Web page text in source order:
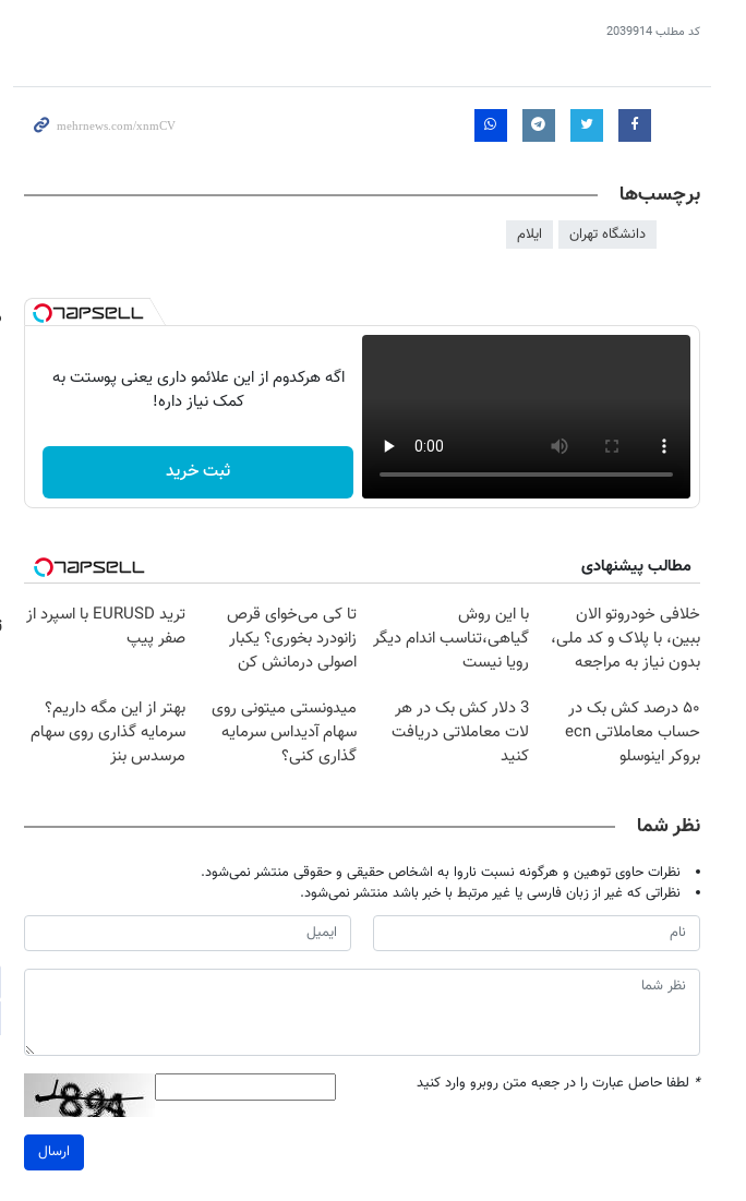
کد مطلب2039914
برچسب‌ها
دانشگاه تهران ایلام
اگه هرکدوم از این علائمو داری یعنی پوستت به
کمک نیاز داره!
ثبت خرید
مطالب پیشنهادی
خلافی خودروتو الان
ببین، با پلاک و کد ملی،
بدون نیاز به مراجعه
با این روش
گیاهی،تناسب اندام دیگر
رویا نیست
تا کی می‌خوای قرص
زانودرد بخوری؟ یکبار
اصولی درمانش کن
ترید EURUSD با اسپرد از
صفر پیپ
۵۰ درصد کش بک در
حساب معاملاتی ecn
بروکر اینوسلو
3 دلار کش بک در هر
لات معاملاتی دریافت
کنید
میدونستی میتونی روی
سهام آدیداس سرمایه
گذاری کنی؟
بهتر از این مگه داریم؟
سرمایه گذاری روی سهام
مرسدس بنز
نظر شما
نظرات حاوی توهین و هرگونه نسبت ناروا به اشخاص حقیقی و حقوقی منتشر نمی‌شود.
نظراتی که غیر از زبان فارسی یا غیر مرتبط با خبر باشد منتشر نمی‌شود.
* لطفا حاصل عبارت را در جعبه متن روبرو وارد کنید
ارسال
روزنامه‌های صبح شنبه ۱۷ مرداد ۱۴۰۵ روزنامه‌های اقتصادی شنبه ۱۷ مرداد ۱۴۰۵